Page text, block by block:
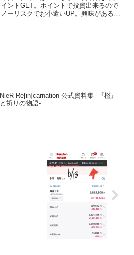
イントGET。ポイントで投資出来るので
ノーリスクでお小遣いUP。興味がある方
NieR Re[in]carnation 公式資料集 -『檻』
と祈りの物語-